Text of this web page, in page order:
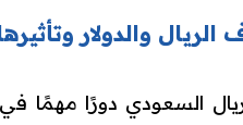
والدولار
السعودي دورًا مهمًا